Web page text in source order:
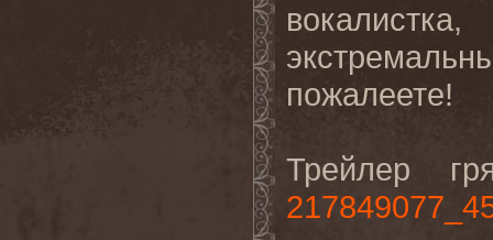
пожалеете!
Трейлер